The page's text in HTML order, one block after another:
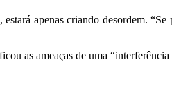
apenas criando desordem.
as ameaças de uma “interferência